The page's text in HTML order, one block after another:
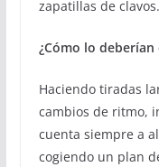
zapatillas de clavos.
¿Cómo lo deberían
Haciendo tiradas
cambios de ritmo,
cuenta siempre a
cogiendo un plan